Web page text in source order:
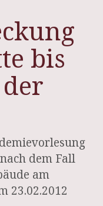
bis
dem Fall
am
23.02.2012